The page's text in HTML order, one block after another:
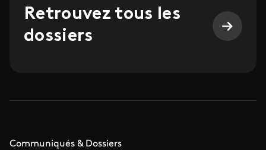
Retrouvez tous les
dossiers
Communiqués & Dossiers